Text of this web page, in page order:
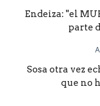
Endeiza: "el
parte
Sosa otra vez
que no